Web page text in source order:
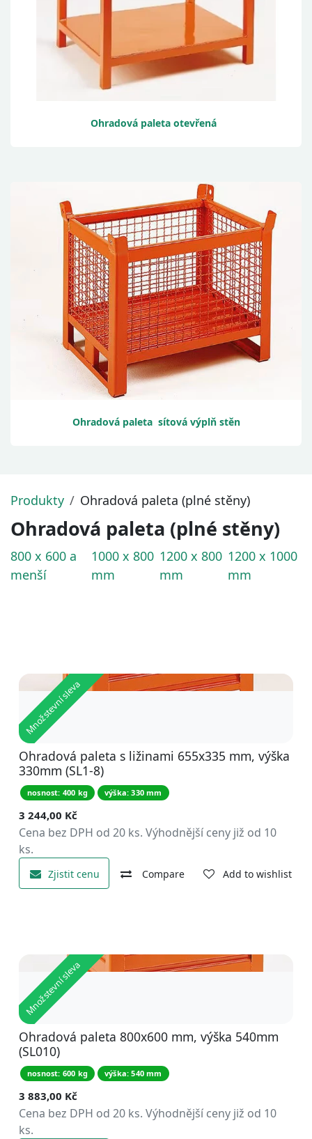
Ohradová paleta otevřená
Ohradová paleta sítová výplň stěn
Produkty Ohradová paleta (plné stěny)
Ohradová paleta (plné stěny)
800 x 600 a
menší
1000 x 800
mm
1200 x 800
mm
1200 x 1000
mm
Množstevní sleva
Ohradová paleta s ližinami 655x335 mm, výška
330mm (SL1-8)
nosnost: 400 kg výška: 330 mm
3 244,00 Kč
Cena bez DPH od 20 ks. Výhodnější ceny již od 10
ks.
Zjistit cenu Compare Add to wishlist
Množstevní sleva
Ohradová paleta 800x600 mm, výška 540mm
(SL010)
nosnost: 600 kg výška: 540 mm
3 883,00 Kč
Cena bez DPH od 20 ks. Výhodnější ceny již od 10
ks.